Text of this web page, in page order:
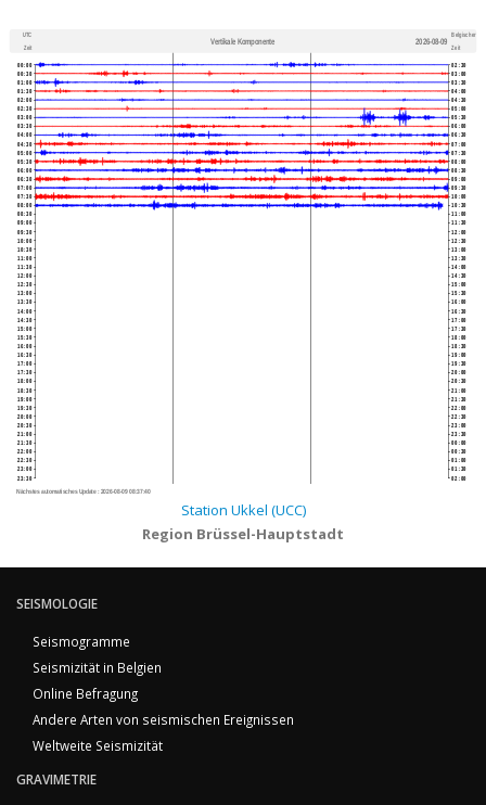
UTC
Zeit
Vertikale Komponente 2026-08-09
Belgischer
Zeit
00:00
00:30
01:00
01:30
02:00
02:30
03:00
03:30
04:00
04:30
05:00
05:30
06:00
06:30
07:00
07:30
08:00
08:30
09:00
09:30
10:00
10:30
11:00
11:30
12:00
12:30
13:00
13:30
14:00
14:30
15:00
15:30
16:00
16:30
17:00
17:30
18:00
18:30
19:00
19:30
20:00
20:30
21:00
21:30
22:00
22:30
23:00
23:30
02:30
03:00
03:30
04:00
04:30
05:00
05:30
06:00
06:30
07:00
07:30
08:00
08:30
09:00
09:30
10:00
10:30
11:00
11:30
12:00
12:30
13:00
13:30
14:00
14:30
15:00
15:30
16:00
16:30
17:00
17:30
18:00
18:30
19:00
19:30
20:00
20:30
21:00
21:30
22:00
22:30
23:00
23:30
00:00
00:30
01:00
01:30
02:00
Nächstes automatisches Update : 2026-08-09 08:37:40
Station Ukkel (UCC)
Region Brüssel-Hauptstadt
SEISMOLOGIE
Seismogramme
Seismizität in Belgien
Online Befragung
Andere Arten von seismischen Ereignissen
Weltweite Seismizität
GRAVIMETRIE